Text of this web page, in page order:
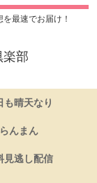
最速でお届け！
楽部
も晴天なり
らんまん
見逃し配信